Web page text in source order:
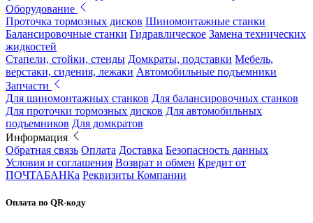
Оборудование
Проточка тормозных дисков Шиномонтажные станки
Балансировочные станки Гидравлическое Замена технических
жидкостей
Стапели, стойки, стенды Домкраты, подставки Мебель,
верстаки, сидения, лежаки Автомобильные подъемники
Запчасти
Для шиномонтажных станков Для балансировочных станков
Для проточки тормозных дисков Для автомобильных
подъемников Для домкратов
Информация
Обратная связь Оплата Доставка Безопасность данных
Условия и соглашения Возврат и обмен Кредит от
ПОЧТАБАНКа Реквизиты Компании
Оплата по QR-коду